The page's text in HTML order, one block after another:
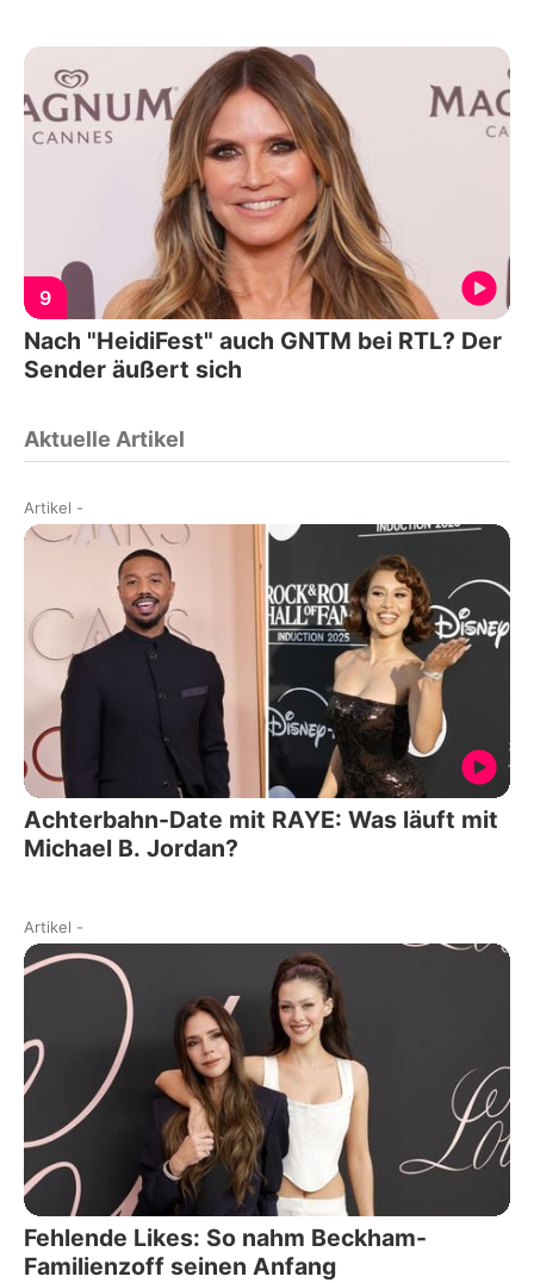
9
Nach "HeidiFest" auch GNTM bei RTL? Der
Sender äußert sich
Aktuelle Artikel
Artikel -
Achterbahn-Date mit RAYE: Was läuft mit
Michael B. Jordan?
Artikel -
Fehlende Likes: So nahm Beckham-
Familienzoff seinen Anfang